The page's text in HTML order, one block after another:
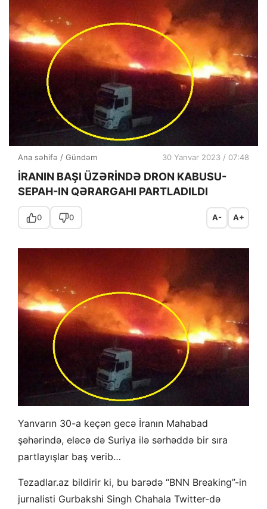
Ana səhifə / Gündəm 30 Yanvar 2023 / 07:48
İRANIN BAŞI ÜZƏRİNDƏ DRON KABUSU-
SEPAH-IN QƏRARGAHI PARTLADILDI
0 0 A- A+
Yanvarın 30-a keçən gecə İranın Mahabad
şəhərində, eləcə də Suriya ilə sərhəddə bir sıra
partlayışlar baş verib…
Tezadlar.az bildirir ki, bu barədə “BNN Breaking”-in
jurnalisti Gurbakshi Singh Chahala Twitter-də